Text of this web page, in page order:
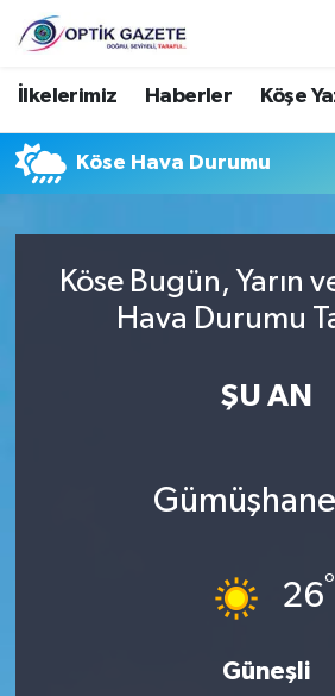
İlkelerimiz Haberler Köşe
Köse Hava Durumu
Köse Bugün, Yarın
Hava Durumu
ŞU AN
Gümüşhane
26°
Güneşli
Nöbetçi Eczaneler
Hava Durumu
Trafik Durumu
Süper Lig Puan Durumu ve
Haber Arşivi